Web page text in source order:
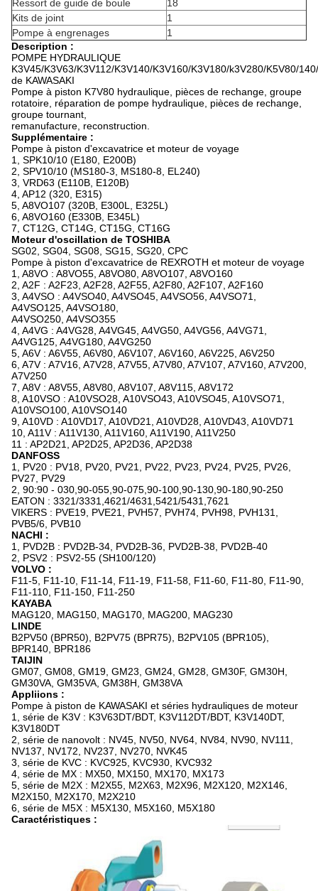
Ressort de guide de boule
18
Kits de joint
1
Pompe à engrenages
1
Description :
POMPE HYDRAULIQUE
K3V45/K3V63/K3V112/K3V140/K3V160/K3V180/k3V280/K5V80/
de KAWASAKI
Pompe à piston K7V80 hydraulique, pièces de rechange, groupe
rotatoire, réparation de pompe hydraulique, pièces de rechange,
groupe tournant,
remanufacture, reconstruction.
Supplémentaire :
Pompe à piston d'excavatrice et moteur de voyage
1, SPK10/10 (E180, E200B)
2, SPV10/10 (MS180-3, MS180-8, EL240)
3, VRD63 (E110B, E120B)
4, AP12 (320, E315)
5, A8VO107 (320B, E300L, E325L)
6, A8VO160 (E330B, E345L)
7, CT12G, CT14G, CT15G, CT16G
Moteur d'oscillation de TOSHIBA
SG02, SG04, SG08, SG15, SG20, CPC
Pompe à piston d'excavatrice de REXROTH et moteur de voyage
1, A8VO : A8VO55, A8VO80, A8VO107, A8VO160
2, A2F : A2F23, A2F28, A2F55, A2F80, A2F107, A2F160
3, A4VSO : A4VSO40, A4VSO45, A4VSO56, A4VSO71,
A4VSO125, A4VSO180,
A4VSO250, A4VSO355
4, A4VG : A4VG28, A4VG45, A4VG50, A4VG56, A4VG71,
A4VG125, A4VG180, A4VG250
5, A6V : A6V55, A6V80, A6V107, A6V160, A6V225, A6V250
6, A7V : A7V16, A7V28, A7V55, A7V80, A7V107, A7V160, A7V200,
A7V250
7, A8V : A8V55, A8V80, A8V107, A8V115, A8V172
8, A10VSO : A10VSO28, A10VSO43, A10VSO45, A10VSO71,
A10VSO100, A10VSO140
9, A10VD : A10VD17, A10VD21, A10VD28, A10VD43, A10VD71
10, A11V : A11V130, A11V160, A11V190, A11V250
11 : AP2D21, AP2D25, AP2D36, AP2D38
DANFOSS
1, PV20 : PV18, PV20, PV21, PV22, PV23, PV24, PV25, PV26,
PV27, PV29
2, 90:90 - 030,90-055,90-075,90-100,90-130,90-180,90-250
EATON : 3321/3331,4621/4631,5421/5431,7621
VIKERS : PVE19, PVE21, PVH57, PVH74, PVH98, PVH131,
PVB5/6, PVB10
NACHI :
1, PVD2B : PVD2B-34, PVD2B-36, PVD2B-38, PVD2B-40
2, PSV2 : PSV2-55 (SH100/120)
VOLVO :
F11-5, F11-10, F11-14, F11-19, F11-58, F11-60, F11-80, F11-90,
F11-110, F11-150, F11-250
KAYABA
MAG120, MAG150, MAG170, MAG200, MAG230
LINDE
B2PV50 (BPR50), B2PV75 (BPR75), B2PV105 (BPR105),
BPR140, BPR186
TAIJIN
GM07, GM08, GM19, GM23, GM24, GM28, GM30F, GM30H,
GM30VA, GM35VA, GM38H, GM38VA
Appliions :
Pompe à piston de KAWASAKI et séries hydrauliques de moteur
1, série de K3V : K3V63DT/BDT, K3V112DT/BDT, K3V140DT,
K3V180DT
2, série de nanovolt : NV45, NV50, NV64, NV84, NV90, NV111,
NV137, NV172, NV237, NV270, NVK45
3, série de KVC : KVC925, KVC930, KVC932
4, série de MX : MX50, MX150, MX170, MX173
5, série de M2X : M2X55, M2X63, M2X96, M2X120, M2X146,
M2X150, M2X170, M2X210
6, série de M5X : M5X130, M5X160, M5X180
Caractéristiques :